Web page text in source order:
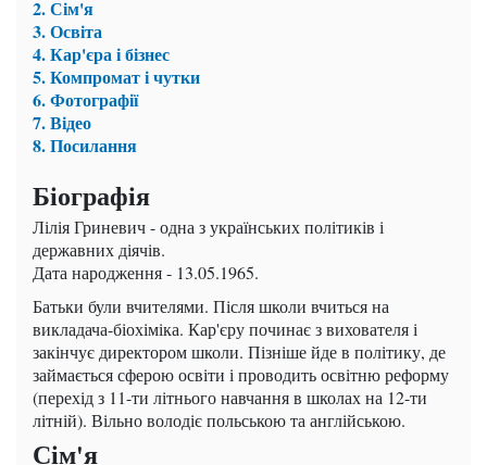
2. Сім'я
3. Освіта
4. Кар'єра і бізнес
5. Компромат і чутки
6. Фотографії
7. Відео
8. Посилання
Біографія
Лілія Гриневич - одна з українських політиків і
державних діячів.
Дата народження - 13.05.1965.
Батьки були вчителями. Після школи вчиться на
викладача-біохіміка. Кар'єру починає з вихователя і
закінчує директором школи. Пізніше йде в політику, де
займається сферою освіти і проводить освітню реформу
(перехід з 11-ти літнього навчання в школах на 12-ти
літній). Вільно володіє польською та англійською.
Сім'я